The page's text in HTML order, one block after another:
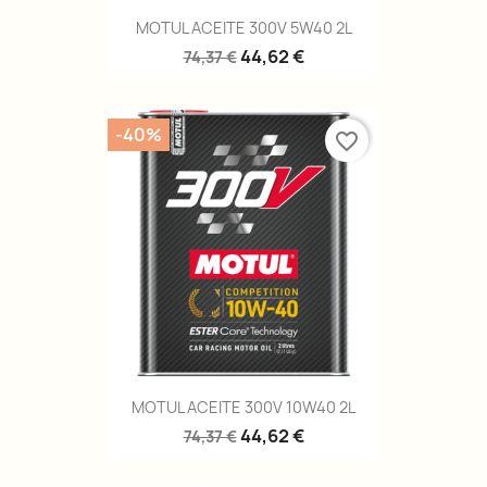
MOTUL ACEITE 300V 5W40 2L
74,37 €44,62 €
MOTUL ACEITE 300V 10W40 2L
74,37 €44,62 €
-40% favorite_border